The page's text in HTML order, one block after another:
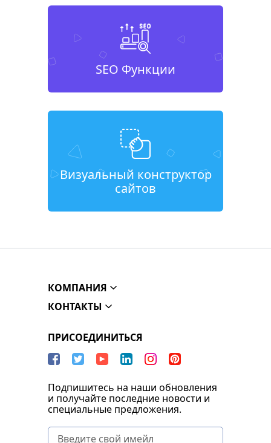
SEO Функции
Визуальный конструктор
сайтов
КОМПАНИЯ
КОНТАКТЫ
ПРИСОЕДИНИТЬСЯ
Подпишитесь на наши обновления
и получайте последние новости и
специальные предложения.